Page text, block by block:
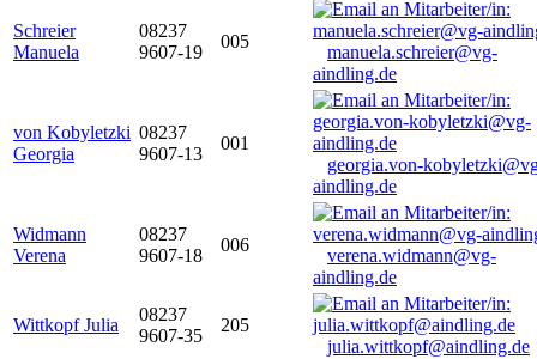
Schreier
Manuela
08237
9607-19
005
manuela.schreier@vg-
aindling.de
von Kobyletzki
Georgia
08237
9607-13
001
georgia.von-
aindling.de
Widmann
Verena
08237
9607-18
006
verena.widmann@vg-
aindling.de
Wittkopf Julia
08237
9607-35
205
julia.wittkopf@aindling.de